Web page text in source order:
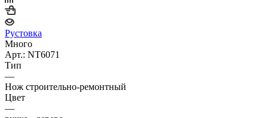
Рустовка
Много
Арт.: NT6071
Тип
—
Нож строительно-ремонтный
Цвет
—